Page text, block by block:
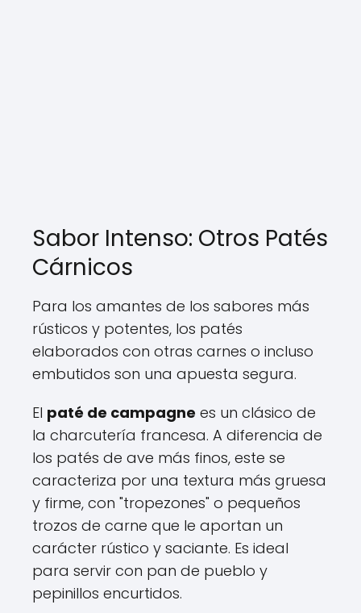
Sabor Intenso: Otros Patés
Cárnicos
Para los amantes de los sabores más
rústicos y potentes, los patés
elaborados con otras carnes o incluso
embutidos son una apuesta segura.
El paté de campagne es un clásico de
la charcutería francesa. A diferencia de
los patés de ave más finos, este se
caracteriza por una textura más gruesa
y firme, con "tropezones" o pequeños
trozos de carne que le aportan un
carácter rústico y saciante. Es ideal
para servir con pan de pueblo y
pepinillos encurtidos.